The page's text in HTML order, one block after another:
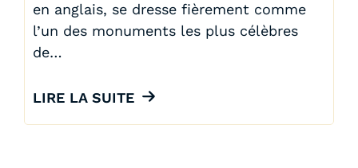
en anglais, se dresse fièrement comme
l’un des monuments les plus célèbres
de…
LIRE LA SUITE